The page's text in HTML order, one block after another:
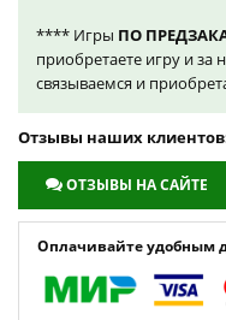
**** Игры ПО
приобретаете игру и
связываемся и
Отзывы наших
ОТЗЫВЫ НА САЙТЕ
Оплачивайте удобным